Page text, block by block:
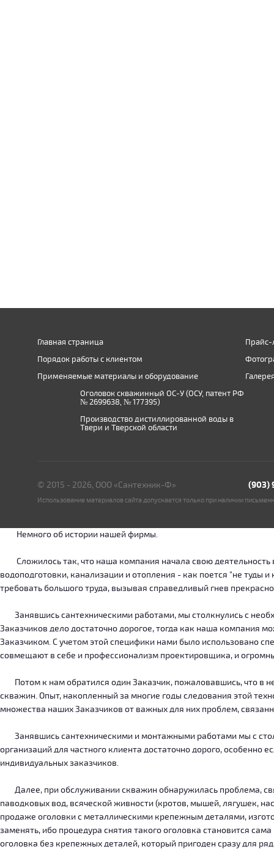
Главная страница
Порядок работы с клиентом
Применяемые материалы и оборудование
Прайс-
Оголовок скважинный ОС-У (ОСУ, патент РФ
№ 2699638, № 177395)
Производство дистиллированной воды в
Твери и Тверской области
© 2015 - 2026, ООО «Сантехник-Ф» (903)
Использование материалов сайта допускается только при наличии
Немного об истории нашей фирмы.
Сложилось так, что наша компания начала свою деятельность
водоподготовки, канализации и отопления - как поется "не
требовать большого труда, вызывая справедливый гнев
Занявшись сантехническими работами, мы столкнулись с
Заказчиков дело достаточно дорогое, тогда как наша компания
Заказчиком. С учетом этой специфики нами было использовано
совмещают в себе и профессионализм проектировщика, и
Потом к нам обратился один Заказчик, пожаловавшись, что в
скважин. Опыт, накопленный за многие годы следования этой
множества наших Заказчиков от важных для них проблем,
Занявшись сантехническими и монтажными работами мы с
организаций для частного клиента достаточно дорого, особенно
индивидуальных заказчиков.
Далее, при обслуживании скважин обнаружилась проблема,
паводковых вод, всяческой живности (кротов, мышей, лягушек,
продаже оголовки с металлическими крепежным деталями,
заменять, ибо процедура снятия такого оголовка становится
оголовка без крепежных деталей, который пригоден сразу для